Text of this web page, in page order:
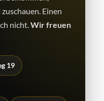
Einen
nicht.Wir freuen
19